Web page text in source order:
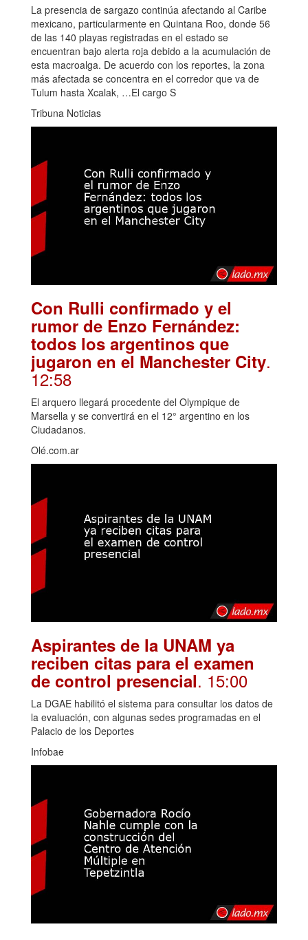
La presencia de sargazo continúa afectando al Caribe
mexicano, particularmente en Quintana Roo, donde 56
de las 140 playas registradas en el estado se
encuentran bajo alerta roja debido a la acumulación de
esta macroalga. De acuerdo con los reportes, la zona
más afectada se concentra en el corredor que va de
Tulum hasta Xcalak, …El cargo S
Tribuna Noticias
Con Rulli confirmado y el
rumor de Enzo Fernández:
todos los argentinos que
jugaron en el Manchester City.
12:58
El arquero llegará procedente del Olympique de
Marsella y se convertirá en el 12° argentino en los
Ciudadanos.
Olé.com.ar
Aspirantes de la UNAM ya
reciben citas para el examen
de control presencial. 15:00
La DGAE habilitó el sistema para consultar los datos de
la evaluación, con algunas sedes programadas en el
Palacio de los Deportes
Infobae